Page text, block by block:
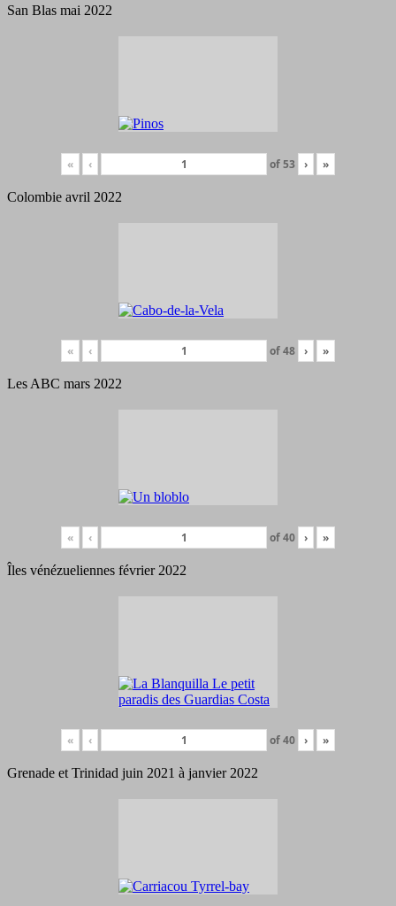
San Blas mai 2022
« ‹ of53 › »
Colombie avril 2022
« ‹ of48 › »
Les ABC mars 2022
« ‹ of40 › »
Îles vénézueliennes février 2022
« ‹ of40 › »
Grenade et Trinidad juin 2021 à janvier 2022